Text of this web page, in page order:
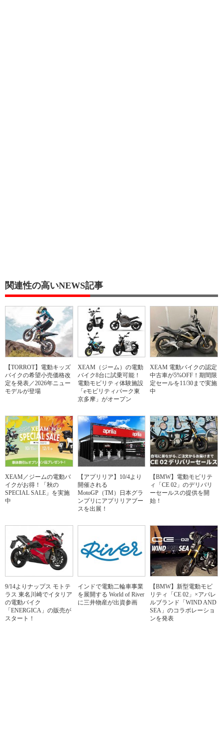
関連性の高いNEWS記事
【TORROT】電動キッズ
バイクの希望小売価格改
定を発表／2026年ニュー
モデルが登場
XEAM（ジーム）の電動
バイク8台に試乗可能！
電動モビリティ体験施設
「eモビリティパーク東
京多摩」がオープン
XEAM 電動バイクの認定
中古車が5%OFF！期間限
定セールを11/30まで実施
中
XEAM／ジームの電動バ
イクがお得！「秋の
SPECIAL SALE」を実施
中
【アプリリア】10/4より
開催される
MotoGP（TM）日本グラ
ンプリにアプリリアブー
スを出展！
【BMW】電動モビリテ
ィ「CE 02」のデリバリ
ーセールスの提供を開
始！
9/14よりナップス モトテ
ラス 東名川崎でイタリア
の電動バイク
「ENERGICA」の販売が
スタート！
インドで電動二輪車事業
を展開する World of River
に三井物産が出資参画
【BMW】新型電動モビ
リティ「CE 02」×アパレ
ルブランド「WIND AND
SEA」のコラボレーショ
ンを発表